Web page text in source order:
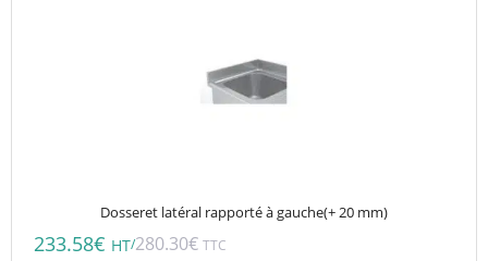
Dosseret latéral rapporté à gauche(+ 20 mm)
233.58€ HT/280.30€ TTC